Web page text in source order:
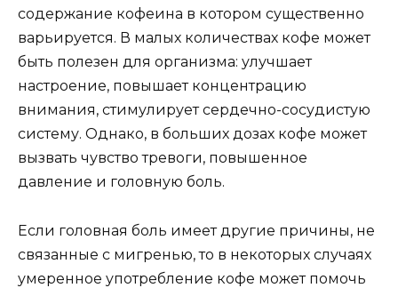
содержание кофеина в котором существенно
варьируется. В малых количествах кофе может
быть полезен для организма: улучшает
настроение, повышает концентрацию
внимания, стимулирует сердечно-сосудистую
систему. Однако, в больших дозах кофе может
вызвать чувство тревоги, повышенное
давление и головную боль.
Если головная боль имеет другие причины, не
связанные с мигренью, то в некоторых случаях
умеренное употребление кофе может помочь